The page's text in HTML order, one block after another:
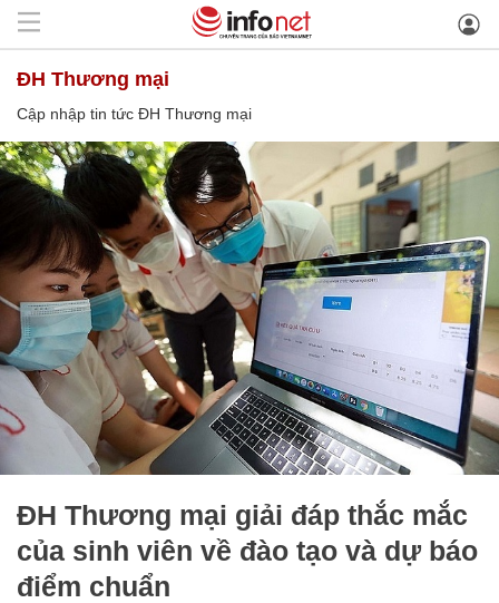
ĐH Thương mại
Cập nhập tin tức ĐH Thương mại
ĐH Thương mại giải đáp thắc mắc
của sinh viên về đào tạo và dự báo
điểm chuẩn